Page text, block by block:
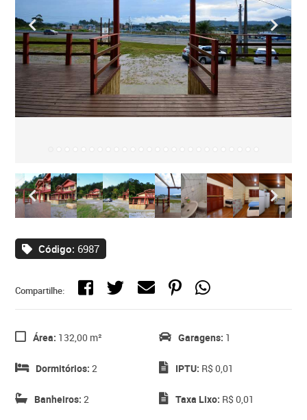
Código: 6987
Compartilhe:
Área: 132,00 m²
Dormitórios: 2
Banheiros: 2
Garagens: 1
IPTU: R$ 0,01
Taxa Lixo: R$ 0,01